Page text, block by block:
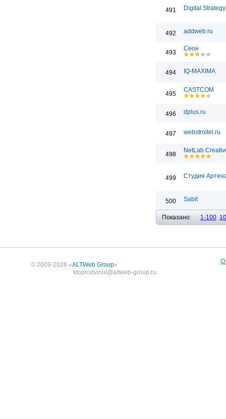
491 Digital Strategy
492 addweb.ru
493
Сеон
494 IQ-MAXIMA
495
CASTCOM
496 dplus.ru
497 webstroitel.ru
498
NetLab
499 Студия
500 Sabit
Показано: 1-100
© 2009-2026 «ALTWeb Group»
ktoprodvinul@altweb-group.ru
О